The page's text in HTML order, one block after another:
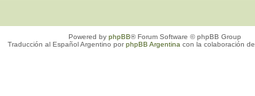
Powered by phpBB® Forum Software © phpBB Group
Traducción al Español Argentino porphpBB Argentina con la colaboración de